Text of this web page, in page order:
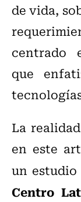
de vida,
centrado
que
La
en este
un
Centro